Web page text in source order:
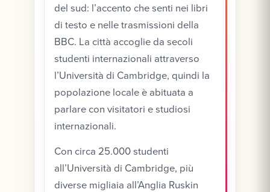
del sud: l’accento che senti nei libri
di testo e nelle trasmissioni della
BBC. La città accoglie da secoli
studenti internazionali attraverso
l’Università di Cambridge, quindi la
popolazione locale è abituata a
parlare con visitatori e studiosi
internazionali.
Con circa 25.000 studenti
all’Università di Cambridge, più
diverse migliaia all’Anglia Ruskin